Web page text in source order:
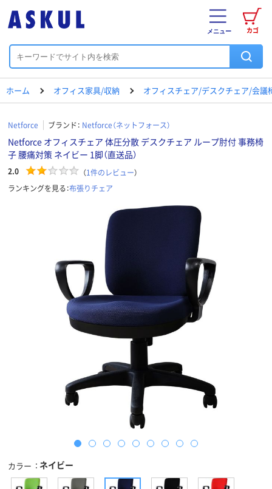
カゴ
メニュー
ホーム オフィス家具/収納 オフィスチェア/デスクチェア/会議
Netforce ブランド： Netforce（ネットフォース）
Netforce オフィスチェア 体圧分散 デスクチェア ループ肘付 事務椅
子 腰痛対策 ネイビー 1脚（直送品）
2.0 （1件のレビュー）
ランキングを見る：布張りチェア
カラー ネイビー